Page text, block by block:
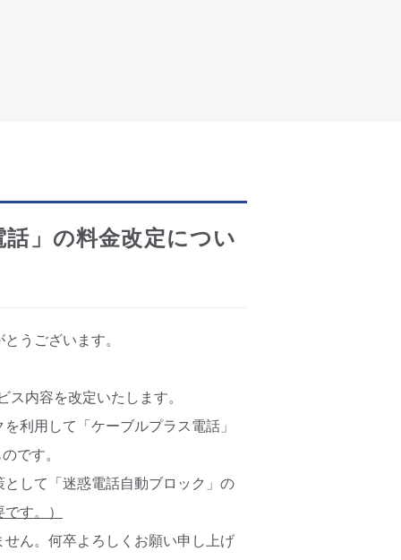
」の料金改定につい
うございます。
内容を改定いたします。
利用して「ケーブルプラス電話」
です。
して「迷惑電話自動ブロック」の
す。）
ん。何卒よろしくお願い申し上げ